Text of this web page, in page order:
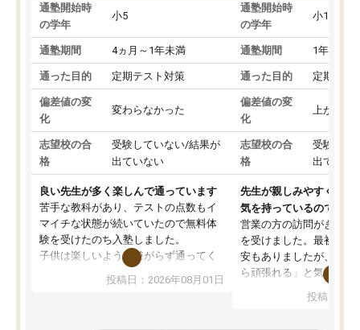
通塾開始時
の学年
小5
通塾期間 4ヵ月～1年未満
通った目的 定期テスト対策
偏差値の変
化
変わらなかった
志望校の合
格
受験していない/結果が
出ていない
良い先生が多く楽しんで通っています
苦手な教科があり、テストの点数もイ
マイチな状態が続いていたので無料体
験を受けたのち入塾しました。
子供は楽しいようで嫌がらず通ってく
先生は良い方が多く、いつも笑顔で対
投稿日：2026年08月01日
通塾開始時
の学年
小1
通塾期間 1年以上
通った目的 定期テス
偏差値の変
化
上がった
志望校の合
格
受験して
出ていな
先生が親しみやすく勉強
気を持っているので安心
営業の方の訪問がきっか
を受けました。最初は続
安もありましたが、子ど
ら頑張れる」と気に入り
ても分かりやすく、学
投稿日：